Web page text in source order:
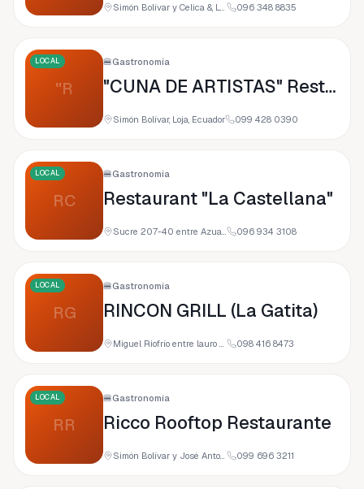
Simón Bolívar y Celica &, Loja, Ecuador 096 348 8835
"R
LOCAL 🍔Gastronomía
"CUNA DE ARTISTAS" Restaurante
Simón Bolívar, Loja, Ecuador 099 428 0390
RC
LOCAL 🍔Gastronomía
Restaurant "La Castellana"
Sucre 207-40 entre Azuay y Miguel Riofrio (Interior, 110101 Loja, Ecuador 096 934 3108
RG
LOCAL 🍔Gastronomía
RINCON GRILL (La Gatita)
Miguel Riofrío entre lauro Guerrero, y y Av. Manuel Agustín Aguirre, Loja, Ecuador 098 416 8473
RR
LOCAL 🍔Gastronomía
Ricco Rooftop Restaurante
Simón Bolívar y José Antonio Eguiguren 201-17 y, 110150 Loja, Ecuador 099 696 3211